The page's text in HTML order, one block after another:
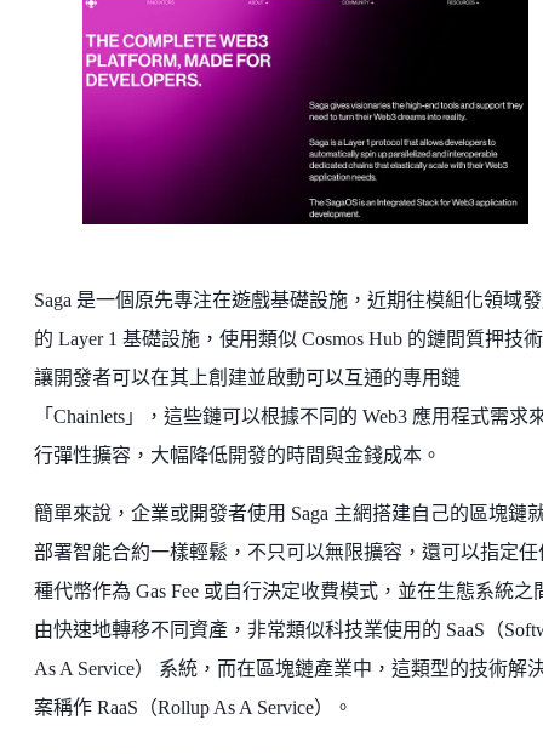
Saga 是一個原先專注在遊戲基礎設施，近期往模組化領域
的 Layer 1 基礎設施，使用類似 Cosmos Hub 的鏈間質押技
讓開發者可以在其上創建並啟動可以互通的專用鏈
「Chainlets」，這些鏈可以根據不同的 Web3 應用程式需求
行彈性擴容，大幅降低開發的時間與金錢成本。
簡單來說，企業或開發者使用 Saga 主網搭建自己的區塊鏈
部署智能合約一樣輕鬆，不只可以無限擴容，還可以指定任
種代幣作為 Gas Fee 或自行決定收費模式，並在生態系統之
由快速地轉移不同資產，非常類似科技業使用的 SaaS（
As A Service） 系統，而在區塊鏈產業中，這類型的技術解
案稱作 RaaS（Rollup As A Service）。